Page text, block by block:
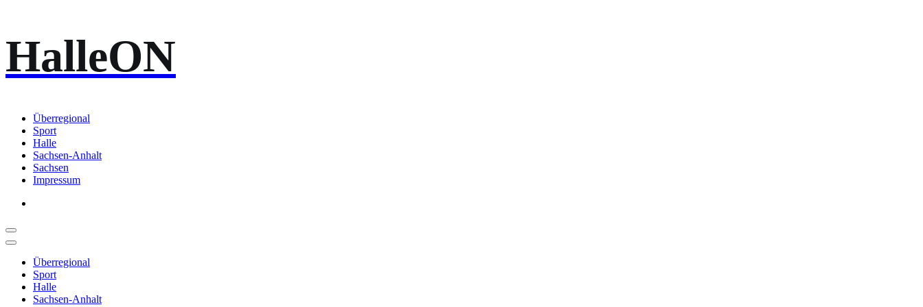
Inhalt
springen
HalleON
Überregional
Sport
Halle
Sachsen-Anhalt
Sachsen
Impressum
Überregional
Sport
Halle
Sachsen-Anhalt